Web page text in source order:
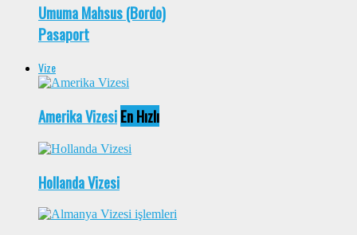
Umuma Mahsus (Bordo)
Pasaport
Vize
Amerika VizesiEn Hızlı
Hollanda Vizesi